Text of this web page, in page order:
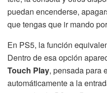
puedan encenderse,
que tengas que ir mando
En PS5, la función
Dentro de esa opción
Touch Play, pensada para
automáticamente a la